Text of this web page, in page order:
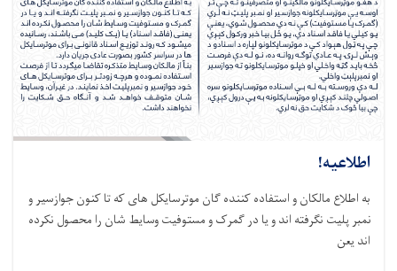
اطلاعیه!
به اطلاع مالکان و استفاده کننده گان موترسایکل های که تا کنون جوازسیر و
نمبر پلیت نگرفته اند و یا در گمرک و مستوفیت وسایط شان را محصول نکرده
اند یعن